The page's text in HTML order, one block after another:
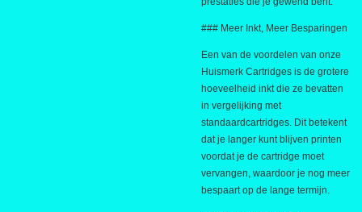
### Meer Inkt, Meer Besparingen
Een van de voordelen van onze
Huismerk Cartridges is de grotere
hoeveelheid inkt die ze bevatten
in vergelijking met
standaardcartridges. Dit betekent
dat je langer kunt blijven printen
voordat je de cartridge moet
vervangen, waardoor je nog meer
bespaart op de lange termijn.